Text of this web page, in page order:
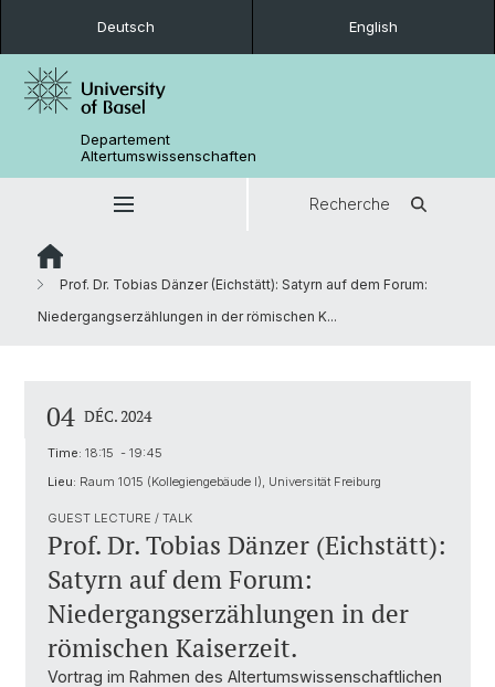
Deutsch English
Departement
Altertumswissenschaften
Recherche
Prof. Dr. Tobias Dänzer (Eichstätt): Satyrn auf dem Forum:
Niedergangserzählungen in der römischen K...
04 DÉC. 2024
Time: 18:15 - 19:45
Lieu: Raum 1015 (Kollegiengebäude I), Universität Freiburg
GUEST LECTURE / TALK
Prof. Dr. Tobias Dänzer (Eichstätt):
Satyrn auf dem Forum:
Niedergangserzählungen in der
römischen Kaiserzeit.
Vortrag im Rahmen des Altertumswissenschaftlichen